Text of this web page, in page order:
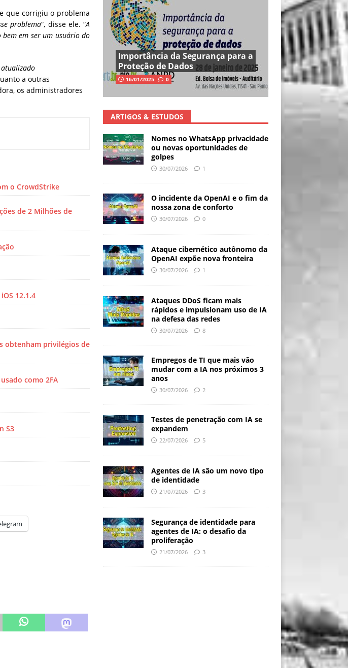
que corrigiu o problema
problema“, disse ele. “A
em ser um usuário do
a outras
os administradores
o CrowdStrike
de 2 Milhões de
12.1.4
obtenham privilégios de
como 2FA
S3
Importância da Segurança para a
Proteção de Dados
16/01/2025 0
ARTIGOS & ESTUDOS
Nomes no WhatsApp privacidade
ou novas oportunidades de
golpes
30/07/2026 1
O incidente da OpenAI e o fim da
nossa zona de conforto
30/07/2026 0
Ataque cibernético autônomo da
OpenAI expõe nova fronteira
30/07/2026 1
Ataques DDoS ficam mais
rápidos e impulsionam uso de IA
na defesa das redes
30/07/2026 8
Empregos de TI que mais vão
mudar com a IA nos próximos 3
anos
30/07/2026 2
Testes de penetração com IA se
expandem
22/07/2026 5
Agentes de IA são um novo tipo
de identidade
21/07/2026 3
Segurança de identidade para
agentes de IA: o desafio da
proliferação
21/07/2026 3